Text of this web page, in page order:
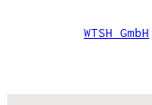
WTSH GmbH